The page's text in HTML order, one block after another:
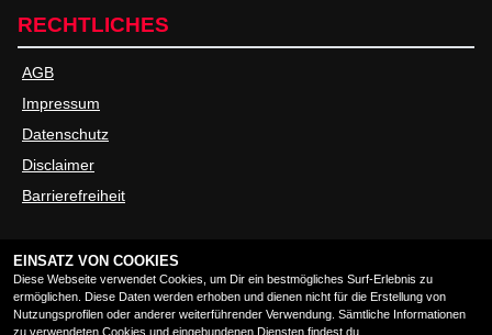
RECHTLICHES
AGB
Impressum
Datenschutz
Disclaimer
Barrierefreiheit
ÖFFNUNGSZEITEN
Öffnungszeiten Schliesszeiten
EINSATZ VON COOKIES
Diese Webseite verwendet Cookies, um Dir ein bestmögliches Surf-Erlebnis zu
ermöglichen. Diese Daten werden erhoben und dienen nicht für die Erstellung von
Nutzungsprofilen oder anderer weiterführender Verwendung. Sämtliche Informationen
zu verwendeten Cookies und eingebundenen Diensten findest du